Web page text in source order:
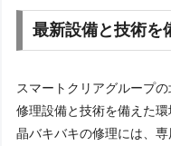
最新設備と技術を
スマートクリアグループ
修理設備と技術を備えた
晶バキバキの修理には、